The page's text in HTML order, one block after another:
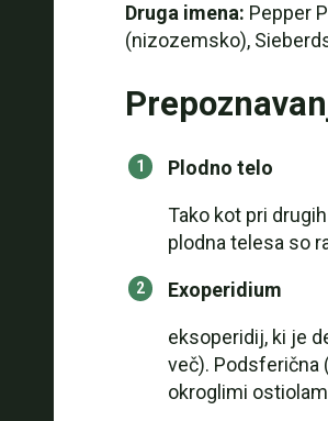
Druga imena: Pepper
(nizozemsko),
Plodno telo
Tako kot pri
plodna telesa so
Exoperidium
eksoperidij, ki je
več). Podsferična
okroglimi